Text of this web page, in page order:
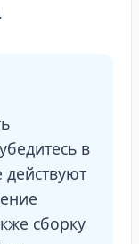
в
сборку